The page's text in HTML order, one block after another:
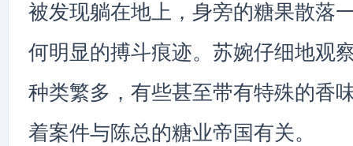
被发现躺在地上，身旁的糖果散落
何明显的搏斗痕迹。苏婉仔细地观
种类繁多，有些甚至带有特殊的香
着案件与陈总的糖业帝国有关。